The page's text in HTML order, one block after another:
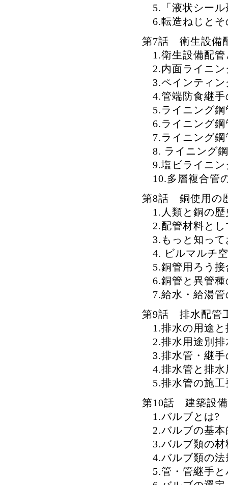
5.「液状シール
6.転造ねじとそ
第7話 衛生設備
1.衛生設備配管
2.内面ライニン
3.ペインティン
4.管端防食継手
5.ライニング鋼
6.ライニング鋼
7.ライニング鋼
8. ライニング
9.塩ビライニン
10.多層複合管
第8話 銅使用の
1.人類と銅の歴
2.配管材料とし
3.もっと知って
4. ビルマルチ
5.銅管用ろう接
6.銅管と異管種
7.給水・給湯管
第9話 排水配管
1.排水の用途と
2.排水用途別排
3.排水管・継手
4.排水管と排水
5.排水管の施工
第10話 建築設備
1.バルブとは?
2.バルブの基本
3.バルブ類の材
4.バルブ類の法
5.管・管継手と